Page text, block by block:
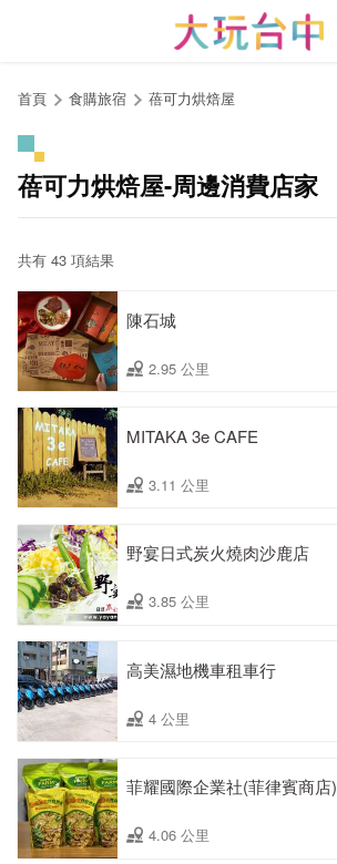
首頁 食購旅宿 蓓可力烘焙屋
蓓可力烘焙屋-周邊消費店家
共有 43 項結果
陳石城
2.95 公里
MITAKA 3e CAFE
3.11 公里
野宴日式炭火燒肉沙鹿店
3.85 公里
高美濕地機車租車行
4 公里
菲耀國際企業社(菲律賓商店)
4.06 公里